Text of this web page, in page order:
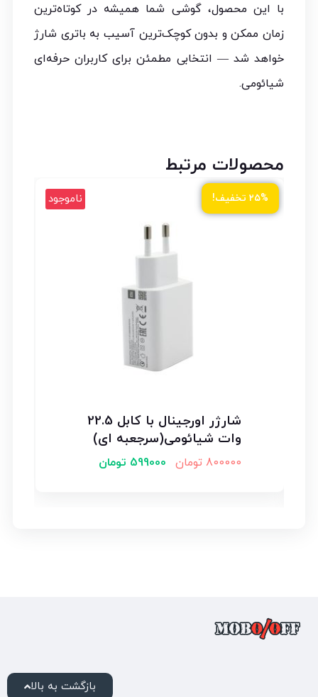
با این محصول، گوشی شما همیشه در کوتاه‌ترین
زمان ممکن و بدون کوچک‌ترین آسیب به باتری شارژ
خواهد شد — انتخابی مطمئن برای کاربران حرفه‌ای
شیائومی.
محصولات مرتبط
۲۵% تخفیف! ناموجود
شارژر اورجینال با کابل 22.5
وات شیائومی(سرجعبه ای)
800000 تومان 599000 تومان
بازگشت به بالا